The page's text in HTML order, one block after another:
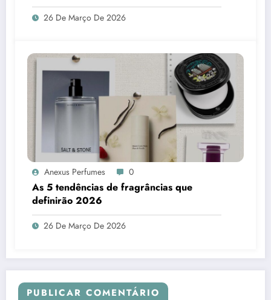
26 De Março De 2026
Anexus Perfumes 0
As 5 tendências de fragrâncias que
definirão 2026
26 De Março De 2026
PUBLICAR COMENTÁRIO